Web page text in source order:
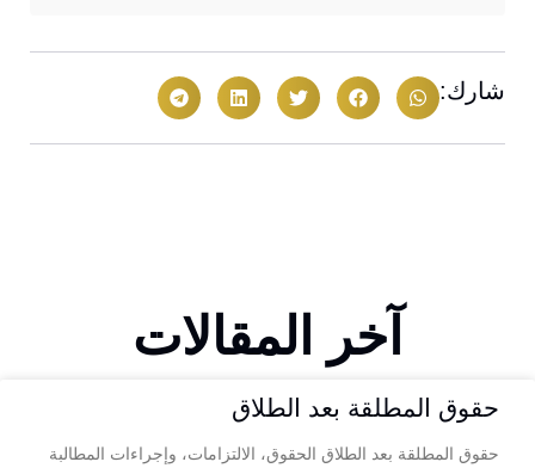
شارك:
آخر المقالات
حقوق المطلقة بعد الطلاق
حقوق المطلقة بعد الطلاق الحقوق، الالتزامات، وإجراءات المطالبة